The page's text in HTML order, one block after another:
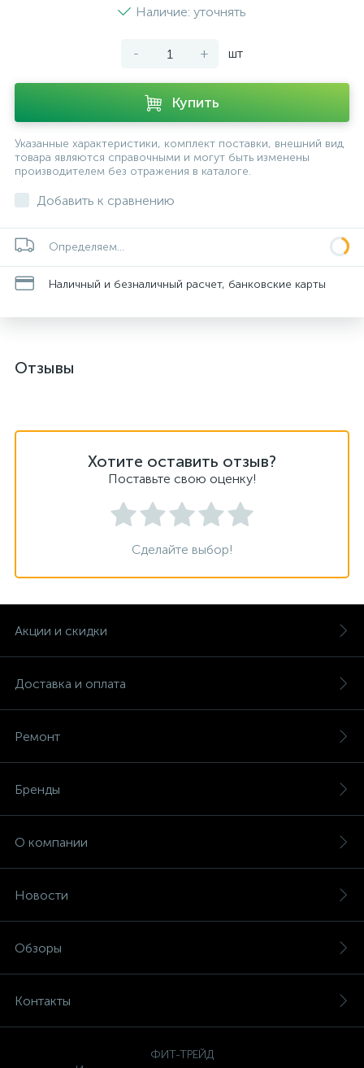
Наличие: уточнять
- + шт
Купить
Указанные характеристики, комплект поставки, внешний вид
товара являются справочными и могут быть изменены
производителем без отражения в каталоге.
Добавить к сравнению
Определяем...
Наличный и безналичный расчет, банковские карты
Отзывы
Хотите оставить отзыв?
Поставьте свою оценку!
Сделайте выбор!
Акции и скидки
Доставка и оплата
Ремонт
Бренды
О компании
Новости
Обзоры
Контакты
ФИТ-ТРЕЙД